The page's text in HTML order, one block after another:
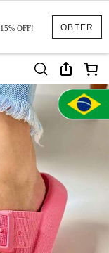
OBTER
OFF!